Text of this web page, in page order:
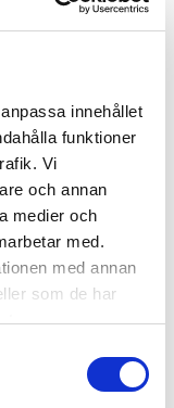
innehållet
funktioner
Vi
och annan
medier och
med.
med annan
som de har
in för att beställa,